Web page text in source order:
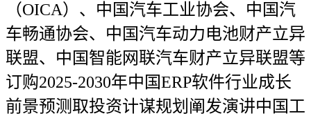
（OICA）、中国汽车工业协会、中国汽
车畅通协会、中国汽车动力电池财产立异
联盟、中国智能网联汽车财产立异联盟等
订购2025-2030年中国ERP软件行业成长
前景预测取投资计谋规划阐发演讲中国工